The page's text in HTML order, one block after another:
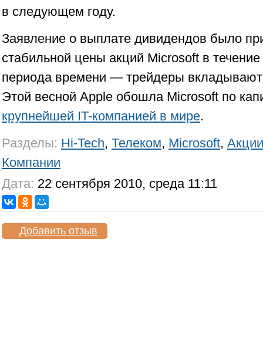
в следующем году.
Заявление о выплате дивидендов было
стабильной цены акций Microsoft в течение
периода времени — трейдеры вкладывают
Этой весной Apple обошла Microsoft по
крупнейшей IT-компанией в мире.
Разделы: Hi-Tech, Телеком, Microsoft, Акции
Компании
Дата: 22 сентября 2010, среда 11:11
Добавить отзыв